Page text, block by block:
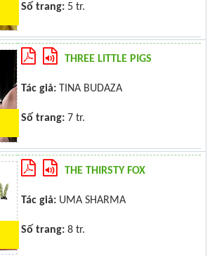
Số trang: 5 tr.
THREE LITTLE PIGS
Tác giả: TINA BUDAZA
Số trang: 7 tr.
THE THIRSTY FOX
Tác giả: UMA SHARMA
Số trang: 8 tr.